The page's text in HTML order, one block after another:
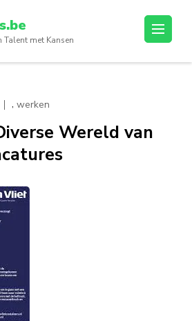
Talent met Kansen
, werken
Wereld van